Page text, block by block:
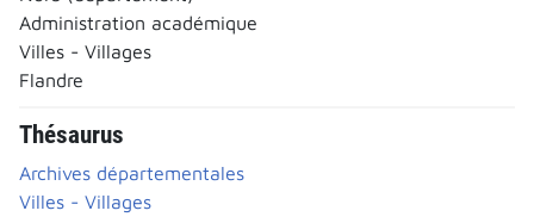
Administration académique
Villes - Villages
Flandre
Thésaurus
Archives départementales
Villes - Villages